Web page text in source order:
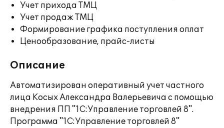
Учет прихода ТМЦ
Учет продаж ТМЦ
Формирование графика поступления оплат
Ценообразование, прайс-листы
Описание
Автоматизирован оперативный учет частного
лица Косых Александра Валерьевича с помощью
внедрения ПП "1С:Управление торговлей 8".
Программа "1С:Управление торговлей 8"